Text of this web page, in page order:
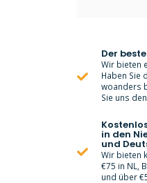
Der
Wir bieten
Haben Sie
woanders
Sie uns
in den
und
Wir bieten
€75 in NL,
und über